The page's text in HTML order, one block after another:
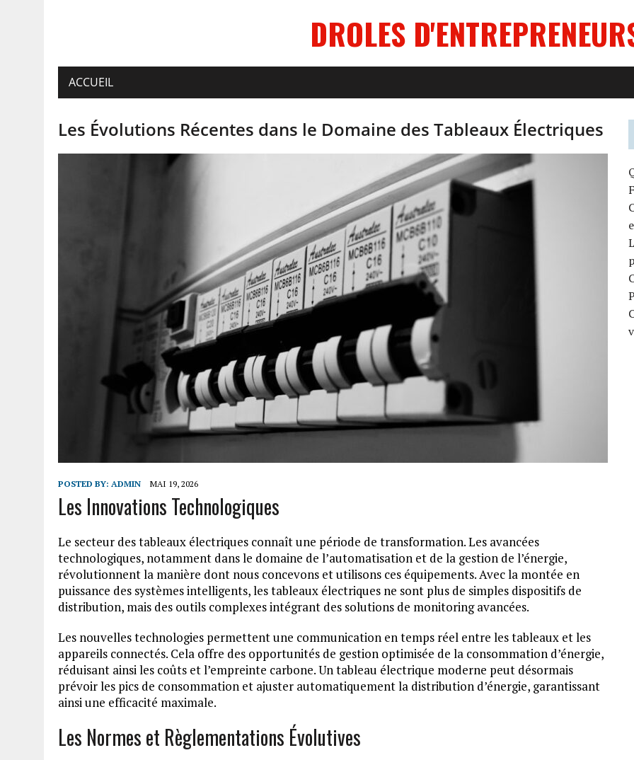
DROLES
ACCUEIL
Les Évolutions Récentes dans le Domaine des Tableaux Électriques
POSTED BY: ADMIN MAI 19, 2026
Les Innovations Technologiques
Le secteur des tableaux électriques connaît une période de transformation. Les avancées
technologiques, notamment dans le domaine de l’automatisation et de la gestion de l’énergie,
révolutionnent la manière dont nous concevons et utilisons ces équipements. Avec la montée en
puissance des systèmes intelligents, les tableaux électriques ne sont plus de simples dispositifs de
distribution, mais des outils complexes intégrant des solutions de monitoring avancées.
Les nouvelles technologies permettent une communication en temps réel entre les tableaux et les
appareils connectés. Cela offre des opportunités de gestion optimisée de la consommation d’énergie,
réduisant ainsi les coûts et l’empreinte carbone. Un tableau électrique moderne peut désormais
prévoir les pics de consommation et ajuster automatiquement la distribution d’énergie, garantissant
ainsi une efficacité maximale.
Les Normes et Règlementations Évolutives